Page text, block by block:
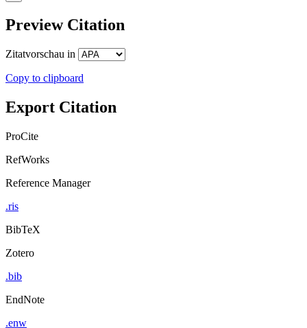
Preview Citation
Zitatvorschau in
Copy to clipboard
Export Citation
ProCite
RefWorks
Reference Manager
.ris
BibTeX
Zotero
.bib
EndNote
.enw